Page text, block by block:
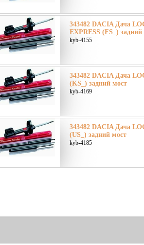
343482 DACIA Дача
EXPRESS (FS_) задний
kyb-4155
343482 DACIA Дача
(KS_) задний мост
kyb-4169
343482 DACIA Дача
(US_) задний мост
kyb-4185